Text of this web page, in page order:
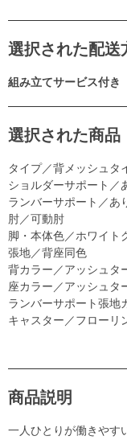
選択された配送
組み立てサービス付
選択された商品
タイプ／背メッシュタ
ショルダーサポート／
ランバーサポート／あ
肘／可動肘
脚・本体色／ホワイト
張地／背座同色
背カラー／アッシュタ
座カラー／アッシュタ
ランバーサポート張地
キャスター／フローリ
商品説明
一人ひとりが働きやす